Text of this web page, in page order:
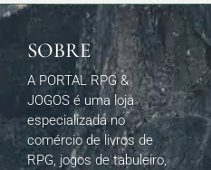
SOBRE
A PORTAL RPG &
JOGOS é uma loja
especializada no
comércio de livros de
RPG, jogos de tabuleiro,